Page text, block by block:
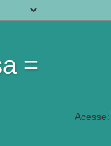
=
Acesse: